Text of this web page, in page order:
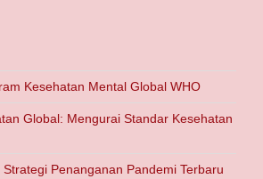
Kesehatan Mental Global WHO
Global: Mengurai Standar Kesehatan
Penanganan Pandemi Terbaru